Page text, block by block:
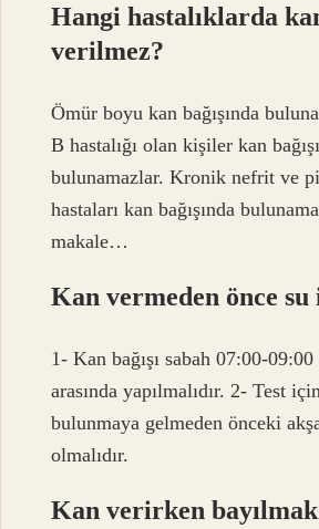
Hangi hastalıklarda
verilmez?
Ömür boyu kan bağışında
B hastalığı olan kişiler kan
bulunamazlar. Kronik nefrit ve
hastaları kan bağışında
makale…
Kan vermeden önce
1- Kan bağışı sabah 07:00-
arasında yapılmalıdır. 2- Test
bulunmaya gelmeden önceki
olmalıdır.
Kan verirken